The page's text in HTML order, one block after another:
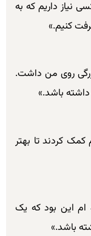
نیاز داریم که به
کنیم.»
روی من داشت.
باشد.»
کمک کردند تا بهتر
ام این بود که یک
باشد.»